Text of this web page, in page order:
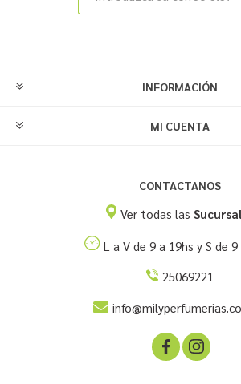
INFORMACIÓN
MI CUENTA
CONTACTANOS
Ver todas las
L a V de 9 a 19hs y S de 9
25069221